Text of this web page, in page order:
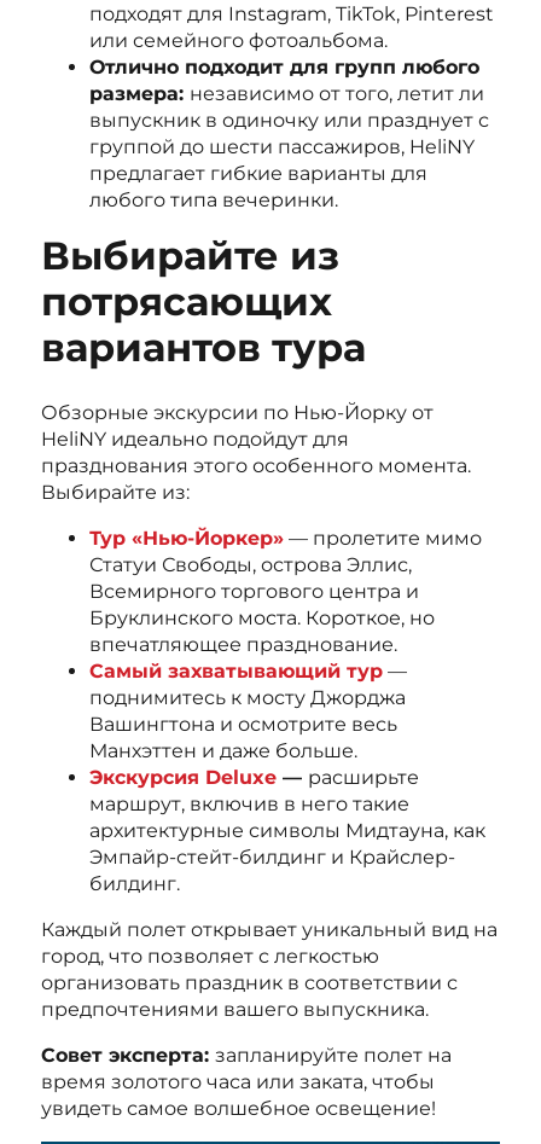
подходят для Instagram, TikTok, Pinterest
или семейного фотоальбома.
Отлично подходит для групп любого
размера: независимо от того, летит ли
выпускник в одиночку или празднует с
группой до шести пассажиров, HeliNY
предлагает гибкие варианты для
любого типа вечеринки.
Выбирайте из
потрясающих
вариантов тура
Обзорные экскурсии по Нью-Йорку от
HeliNY идеально подойдут для
празднования этого особенного момента.
Выбирайте из:
Тур «Нью-Йоркер» — пролетите мимо
Статуи Свободы, острова Эллис,
Всемирного торгового центра и
Бруклинского моста. Короткое, но
впечатляющее празднование.
Самый захватывающий тур —
поднимитесь к мосту Джорджа
Вашингтона и осмотрите весь
Манхэттен и даже больше.
Экскурсия Deluxe — расширьте
маршрут, включив в него такие
архитектурные символы Мидтауна, как
Эмпайр-стейт-билдинг и Крайслер-
билдинг.
Каждый полет открывает уникальный вид на
город, что позволяет с легкостью
организовать праздник в соответствии с
предпочтениями вашего выпускника.
Совет эксперта: запланируйте полет на
время золотого часа или заката, чтобы
увидеть самое волшебное освещение!